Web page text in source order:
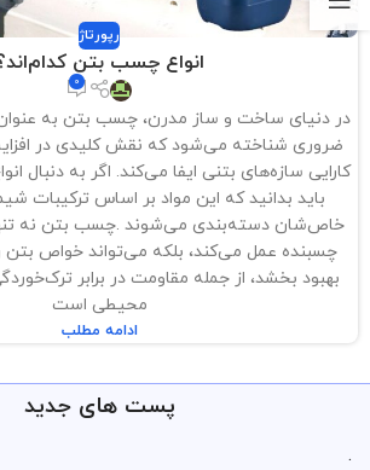
رپورتاژ
انواع چسب بتن
0
در دنیای ساخت و ساز مدرن، چسب بتن به عنوان
ضروری شناخته می‌شود که نقش کلیدی در
کارایی سازه‌های بتنی ایفا می‌کند. اگر به دنبال
باید بدانید که این مواد بر اساس ترکیبات
خاص‌شان دسته‌بندی می‌شوند .چسب بتن نه
چسبنده عمل می‌کند، بلکه می‌تواند خواص بتن
بهبود بخشد، از جمله مقاومت در برابر
محیطی است
ادامه مطلب
پست های جدید
.